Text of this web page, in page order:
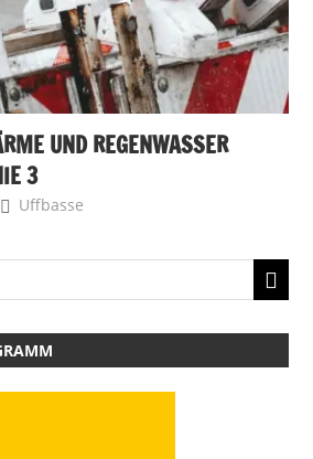
UND REGENWASSER
3
Uffbasse